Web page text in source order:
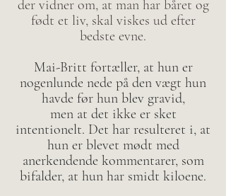
der vidner om, at man har båret og
født et liv, skal viskes ud efter
bedste evne.
Mai-Britt fortæller, at hun er
nogenlunde nede på den vægt hun
havde før hun blev gravid,
men at det ikke er sket
intentionelt. Det har resulteret i, at
hun er blevet mødt med
anerkendende kommentarer, som
bifalder, at hun har smidt kiloene.